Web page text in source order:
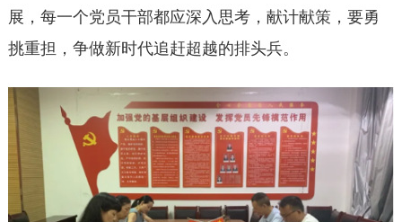
展，每一个党员干部都应深入思考，献计献策，要勇
挑重担，争做新时代追赶超越的排头兵。